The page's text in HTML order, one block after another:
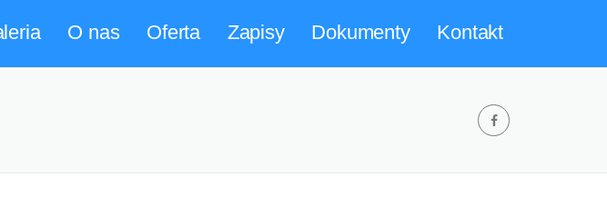
O nas Oferta Zapisy Dokumenty Kontakt